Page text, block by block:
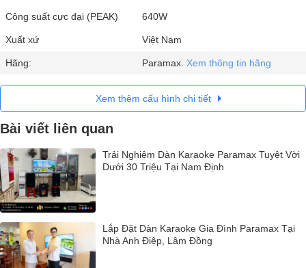
Công suất cực đại (PEAK) 640W
Xuất xứ Việt Nam
Hãng: Paramax. Xem thông tin hãng
Xem thêm cấu hình chi tiết
Bài viết liên quan
Trải Nghiệm Dàn Karaoke Paramax Tuyệt Vời
Dưới 30 Triệu Tại Nam Định
Lắp Đặt Dàn Karaoke Gia Đình Paramax Tại
Nhà Anh Điệp, Lâm Đồng